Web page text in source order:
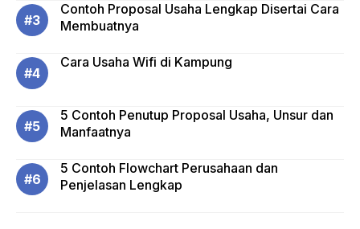
Contoh Proposal Usaha Lengkap Disertai Cara
Membuatnya
Cara Usaha Wifi di Kampung
5 Contoh Penutup Proposal Usaha, Unsur dan
Manfaatnya
5 Contoh Flowchart Perusahaan dan
Penjelasan Lengkap